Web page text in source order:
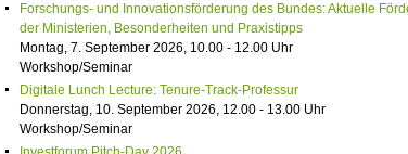
Forschungs- und Innovationsförderung des Bundes: Aktuelle
der Ministerien, Besonderheiten und Praxistipps
Montag, 7. September 2026, 10.00 - 12.00 Uhr
Workshop/Seminar
Digitale Lunch Lecture: Tenure-Track-Professur
Donnerstag, 10. September 2026, 12.00 - 13.00 Uhr
Workshop/Seminar